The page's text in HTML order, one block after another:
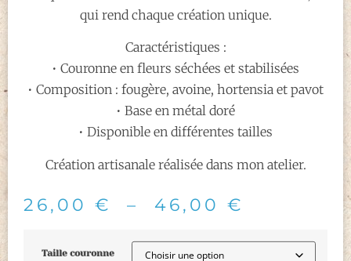
qui rend chaque création unique.
Caractéristiques :
• Couronne en fleurs séchées et stabilisées
• Composition : fougère, avoine, hortensia et pavot
• Base en métal doré
• Disponible en différentes tailles
Création artisanale réalisée dans mon atelier.
26,00 € – 46,00 €
Taille couronne